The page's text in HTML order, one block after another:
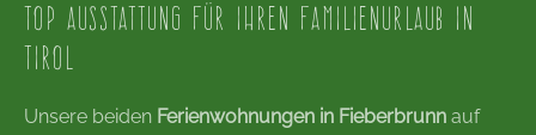
TOP AUSSTATTUNG FÜR IHREN FAMILIENURLAUB IN
TIROL
Unsere beiden Ferienwohnungen in Fieberbrunn auf